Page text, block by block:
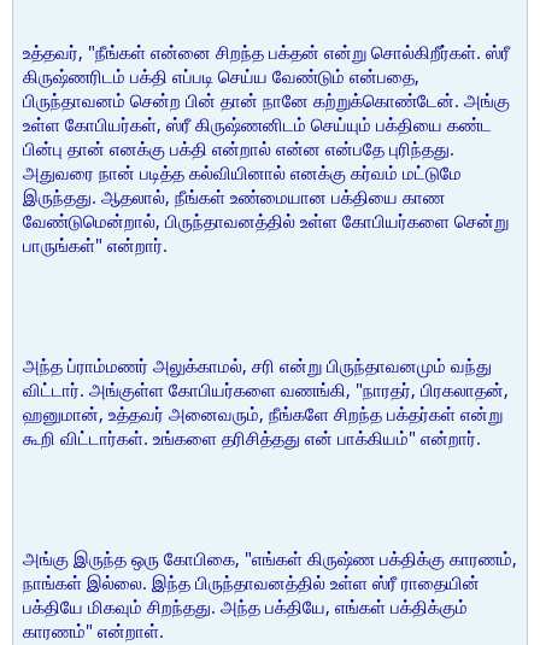
உத்தவர், "நீங்கள் என்னை சிறந்த பக்தன் என்று சொல்கிறீர்கள். ஸ்ரீ
கிருஷ்ணரிடம் பக்தி எப்படி செய்ய வேண்டும் என்பதை,
பிருந்தாவனம் சென்ற பின் தான் நானே கற்றுக்கொண்டேன். அங்கு
உள்ள கோபியர்கள், ஸ்ரீ கிருஷ்ணனிடம் செய்யும் பக்தியை கண்ட
பின்பு தான் எனக்கு பக்தி என்றால் என்ன என்பதே புரிந்தது.
அதுவரை நான் படித்த கல்வியினால் எனக்கு கர்வம் மட்டுமே
இருந்தது. ஆதலால், நீங்கள் உண்மையான பக்தியை காண
வேண்டுமென்றால், பிருந்தாவனத்தில் உள்ள கோபியர்களை சென்று
பாருங்கள்" என்றார்.
அந்த ப்ராம்மணர் அலுக்காமல், சரி என்று பிருந்தாவனமும் வந்து
விட்டார். அங்குள்ள கோபியர்களை வணங்கி, "நாரதர், பிரகலாதன்,
ஹனுமான், உத்தவர் அனைவரும், நீங்களே சிறந்த பக்தர்கள் என்று
கூறி விட்டார்கள். உங்களை தரிசித்தது என் பாக்கியம்" என்றார்.
அங்கு இருந்த ஒரு கோபிகை, "எங்கள் கிருஷ்ண பக்திக்கு காரணம்,
நாங்கள் இல்லை. இந்த பிருந்தாவனத்தில் உள்ள ஸ்ரீ ராதையின்
பக்தியே மிகவும் சிறந்தது. அந்த பக்தியே, எங்கள் பக்திக்கும்
காரணம்" என்றாள்.